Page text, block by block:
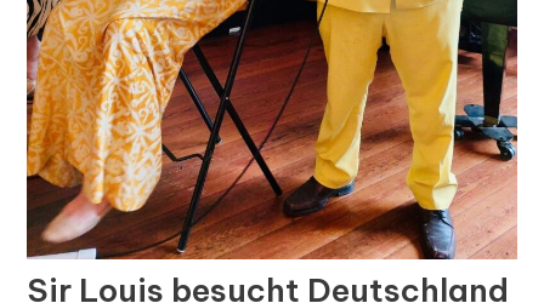
Sir Louis besucht Deutschland